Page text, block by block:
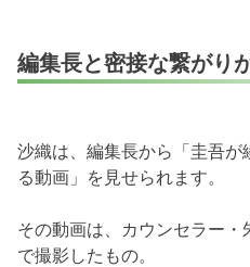
編集長と密接な繋がり
沙織は、編集長から「圭吾
る動画」を見せられます。
その動画は、カウンセラー・
で撮影したもの。